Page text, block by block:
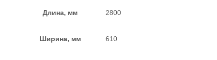
Длина, мм 2800
Ширина, мм 610